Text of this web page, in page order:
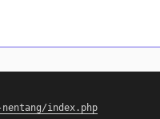
index.php